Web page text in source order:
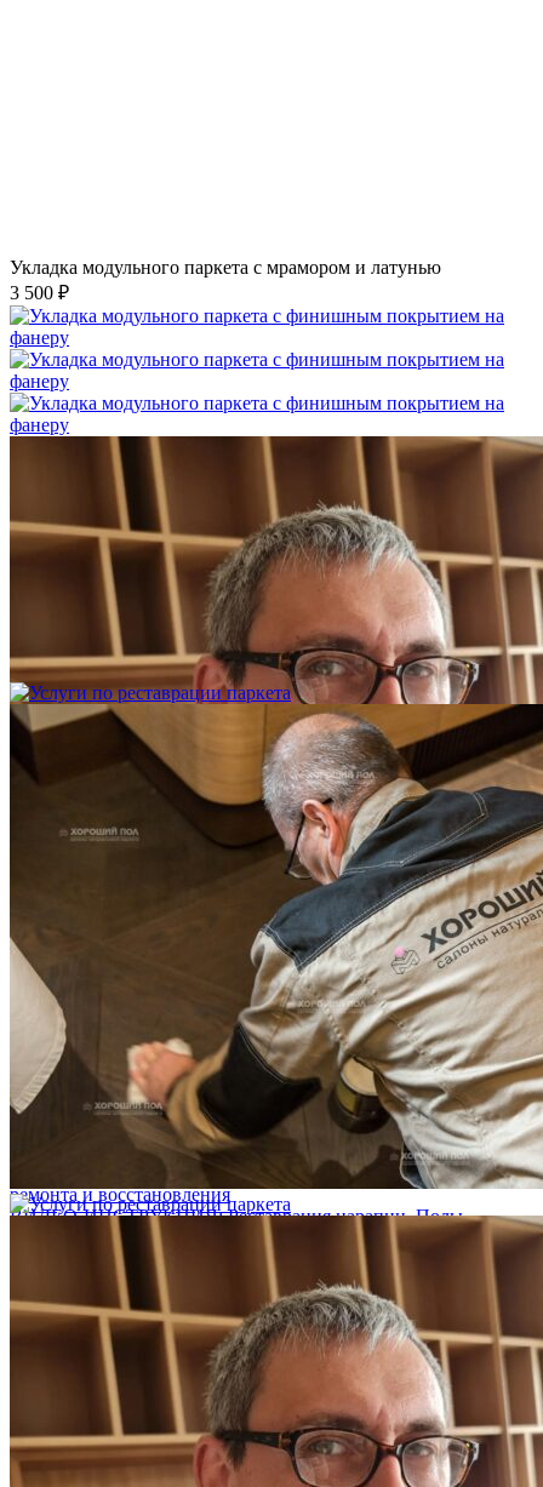
Укладка модульного паркета с мрамором и латунью
3 500 ₽
Укладка модульного паркета с финишным покрытием на
3 600 ₽
Услуги по реставрации паркета
1 500 ₽
Блог
Интересные статьи о паркете Coswick
ВИДЕО-ИНСТРУКЦИЯ: Реставрация царапин. Полы,
покрытые маслом и твердым воском. Системы для локального
ремонта и восстановления
Читать полностью
02.02.2026
ПОЛЫ, ПОКРЫТЫЕ МАСЛОМ. РЕСТАВРАЦИЯ
НЕБОЛЬШИХ ПОТЕРТОСТЕЙ
Читать полностью
12.01.2026